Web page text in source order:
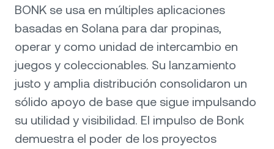
BONK se usa en múltiples aplicaciones
basadas en Solana para dar propinas,
operar y como unidad de intercambio en
juegos y coleccionables. Su lanzamiento
justo y amplia distribución consolidaron un
sólido apoyo de base que sigue impulsando
su utilidad y visibilidad. El impulso de Bonk
demuestra el poder de los proyectos